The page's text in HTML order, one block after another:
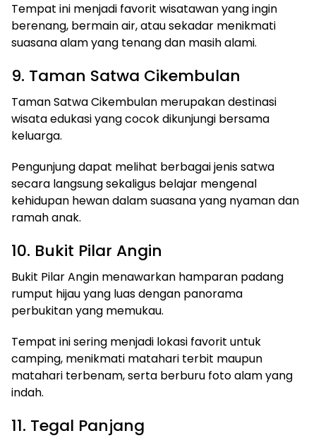
Tempat ini menjadi favorit wisatawan yang ingin
berenang, bermain air, atau sekadar menikmati
suasana alam yang tenang dan masih alami.
9. Taman Satwa Cikembulan
Taman Satwa Cikembulan merupakan destinasi
wisata edukasi yang cocok dikunjungi bersama
keluarga.
Pengunjung dapat melihat berbagai jenis satwa
secara langsung sekaligus belajar mengenal
kehidupan hewan dalam suasana yang nyaman dan
ramah anak.
10. Bukit Pilar Angin
Bukit Pilar Angin menawarkan hamparan padang
rumput hijau yang luas dengan panorama
perbukitan yang memukau.
Tempat ini sering menjadi lokasi favorit untuk
camping, menikmati matahari terbit maupun
matahari terbenam, serta berburu foto alam yang
indah.
11. Tegal Panjang